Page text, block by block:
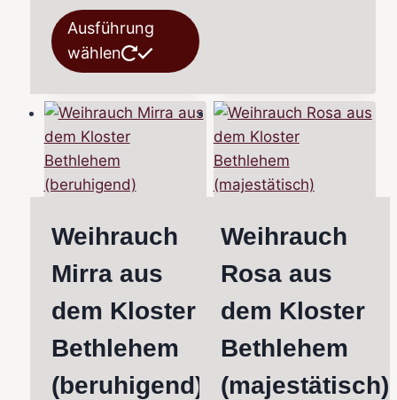
Ausführung
wählen
Produkt
mehrere
Varianten
auf.
Die
Optionen
auf
Produktseite
gewählt
der
Weihrauch
Mirra aus
dem Kloster
Bethlehem
(beruhigend)
Weihrauch
Rosa aus
dem Kloster
Bethlehem
(majestätisch)